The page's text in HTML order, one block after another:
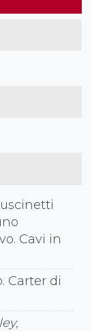
Cavi in
Carter di